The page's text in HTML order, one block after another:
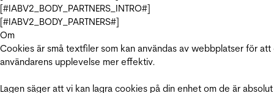
[#IABV2_BODY_PARTNERS_INTRO#]
[#IABV2_BODY_PARTNERS#]
Om
Cookies är små textfiler som kan användas av webbplatser för att
användarens upplevelse mer effektiv.
Lagen säger att vi kan lagra cookies på din enhet om de är absolut